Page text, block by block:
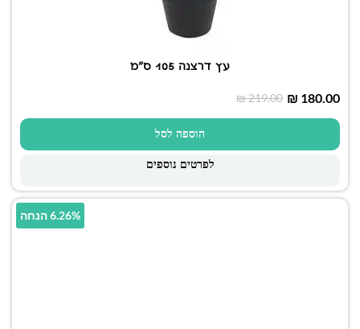
עץ דרצנה 105 ס"מ
₪219.00 ₪ 180.00
הוספה לסל
לפרטים נוספים
6.26% הנחה